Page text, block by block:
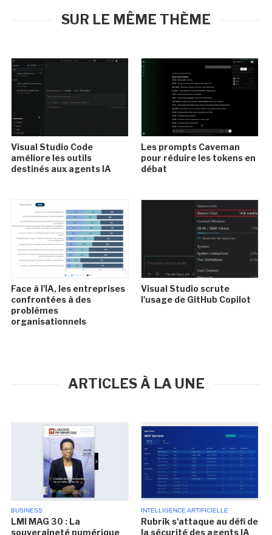
SUR LE MÊME THÈME
Visual Studio Code
améliore les outils
destinés aux agents IA
Les prompts Caveman
pour réduire les tokens en
débat
Face à l'IA, les entreprises
confrontées à des
problèmes
organisationnels
Visual Studio scrute
l'usage de GitHub Copilot
ARTICLES À LA UNE
BUSINESS
LMI MAG 30 : La
souveraineté numérique
INTELLIGENCE ARTIFICIELLE
Rubrik s'attaque au défi de
la sécurité des agents IA